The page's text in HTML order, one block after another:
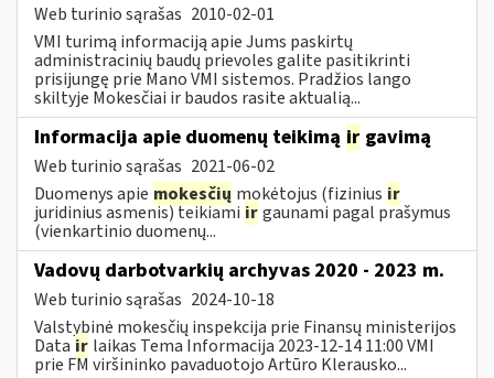
Web turinio sąrašas 2010-02-01
VMI turimą informaciją apie Jums paskirtų
administracinių baudų prievoles galite pasitikrinti
prisijungę prie Mano VMI sistemos. Pradžios lango
skiltyje Mokesčiai ir baudos rasite aktualią...
Informacija apie duomenų teikimą ir gavimą
Web turinio sąrašas 2021-06-02
Duomenys apie mokesčių mokėtojus (fizinius ir
juridinius asmenis) teikiami irgaunami pagal prašymus
(vienkartinio duomenų...
Vadovų darbotvarkių archyvas 2020 - 2023 m.
Web turinio sąrašas 2024-10-18
Valstybinė mokesčių inspekcija prie Finansų ministerijos
Data ir laikas Tema Informacija 2023-12-14 11:00 VMI
prie FM viršininko pavaduotojo Artūro Klerausko...